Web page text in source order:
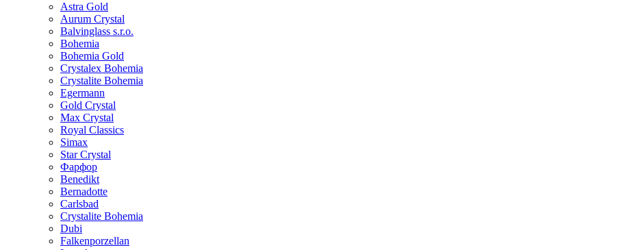
Astra Gold
Aurum Crystal
Balvinglass s.r.o.
Bohemia
Bohemia Gold
Crystalex Bohemia
Crystalite Bohemia
Egermann
Gold Crystal
Max Crystal
Royal Classics
Simax
Star Crystal
Фарфор
Benedikt
Bernadotte
Carlsbad
Crystalite Bohemia
Dubi
Falkenporzellan